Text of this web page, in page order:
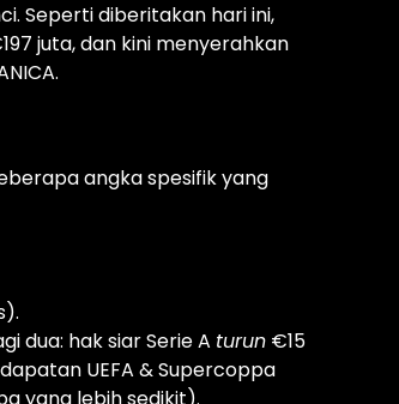
Seperti diberitakan hari ini,
juta, dan kini menyerahkan
angka spesifik yang
dua: hak siar Serie A turun €15
UEFA & Supercoppa